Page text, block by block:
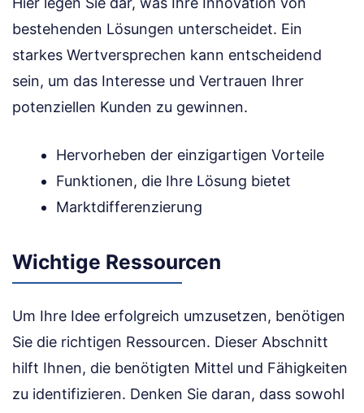
bestehenden Lösungen unterscheidet. Ein
starkes Wertversprechen kann entscheidend
sein, um das Interesse und Vertrauen Ihrer
potenziellen Kunden zu gewinnen.
Hervorheben der einzigartigen Vorteile
Funktionen, die Ihre Lösung bietet
Marktdifferenzierung
Wichtige Ressourcen
Um Ihre Idee erfolgreich umzusetzen, benötigen
Sie die richtigen Ressourcen. Dieser Abschnitt
hilft Ihnen, die benötigten Mittel und Fähigkeiten
zu identifizieren. Denken Sie daran, dass sowohl